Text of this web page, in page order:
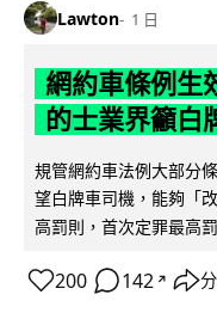
Lawton 1 日
網約車條例生
的士業界籲白
規管網約車法例大部分
望白牌車司機，能夠「
高罰則，首次定罪最高
200 142 ↗